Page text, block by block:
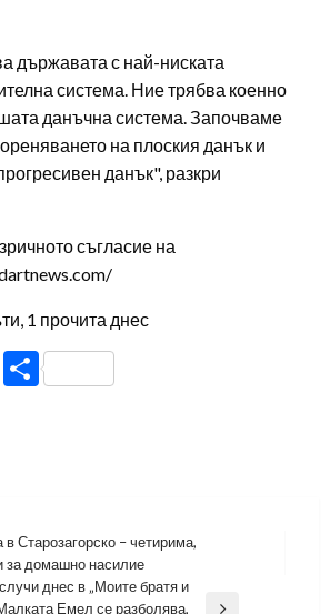
държавата с най-ниската
система. Ние трябва коенно
данъчна система. Започваме
на плоския данък и
данък", разкри
съгласие на
1 прочита днес
X Share
Старозагорско – четирима,
за домашно насилие
днес в „Моите братя и
Емел се разболява,